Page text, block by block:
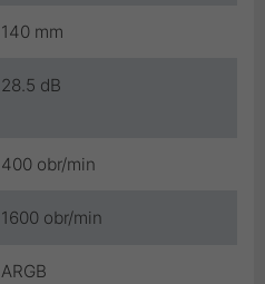
140 mm
28.5 dB
400 obr/min
1600 obr/min
ARGB